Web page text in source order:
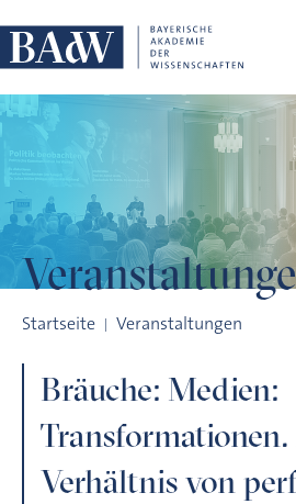
Startseite Veranstaltungen
Bräuche: Medien:
Verhältnis von